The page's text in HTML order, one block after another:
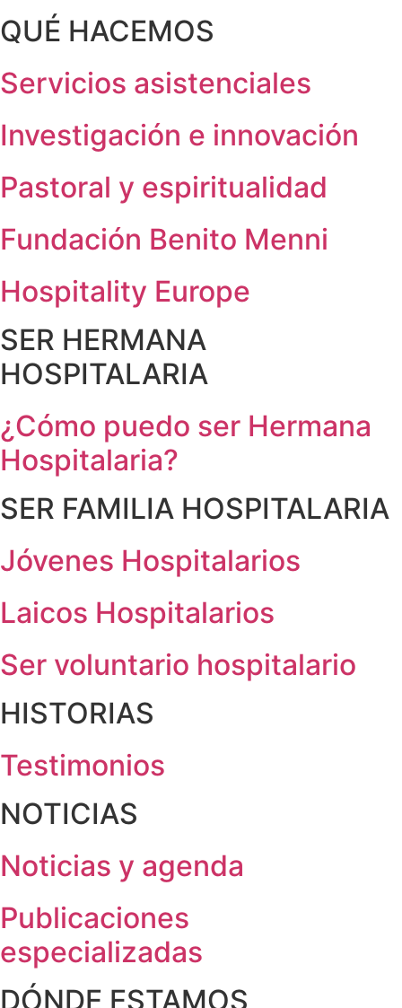
QUÉ HACEMOS
Servicios asistenciales
Investigación e innovación
Pastoral y espiritualidad
Fundación Benito Menni
Hospitality Europe
SER HERMANA
HOSPITALARIA
¿Cómo puedo ser Hermana
Hospitalaria?
SER FAMILIA HOSPITALARIA
Jóvenes Hospitalarios
Laicos Hospitalarios
Ser voluntario hospitalario
HISTORIAS
Testimonios
NOTICIAS
Noticias y agenda
Publicaciones
especializadas
DÓNDE ESTAMOS